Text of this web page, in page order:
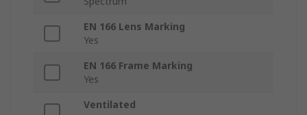
EN 166 Lens Marking
Yes
EN 166 Frame Marking
Yes
Ventilated